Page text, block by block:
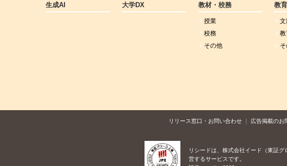
生成AI 大学DX 教材・校務
授業
校務
その他
教
リリース窓口・お問い合わせ 広告掲載のお
リシードは、株式会社イード（東証グ
営するサービスです。